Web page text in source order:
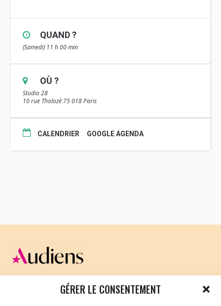
GÉRER LE CONSENTEMENT
QUAND ?
(Samedi) 11 h 00 min
OÙ ?
Studio 28
10 rue Tholozé 75 018 Paris
CALENDRIER GOOGLE AGENDA
CELLULE D’ÉCOUTE ET DE SOUTIEN PSYCHOLOGIQUE ET